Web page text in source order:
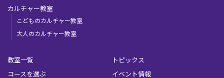
カルチャー教室
こどものカルチャー教室
大人のカルチャー教室
教室一覧
コースを選ぶ
トピックス
イベント情報